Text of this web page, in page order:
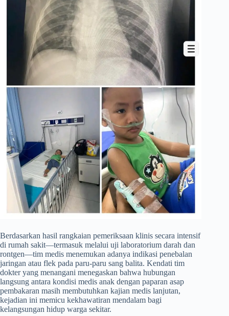
​Berdasarkan hasil rangkaian pemeriksaan klinis secara intensif
di rumah sakit—termasuk melalui uji laboratorium darah dan
rontgen—tim medis menemukan adanya indikasi penebalan
jaringan atau flek pada paru-paru sang balita. Kendati tim
dokter yang menangani menegaskan bahwa hubungan
langsung antara kondisi medis anak dengan paparan asap
pembakaran masih membutuhkan kajian medis lanjutan,
kejadian ini memicu kekhawatiran mendalam bagi
kelangsungan hidup warga sekitar.